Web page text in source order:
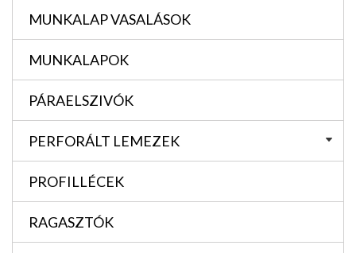
MUNKALAP VASALÁSOK
MUNKALAPOK
PÁRAELSZIVÓK
PERFORÁLT LEMEZEK
PROFILLÉCEK
RAGASZTÓK